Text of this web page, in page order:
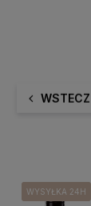
WSTECZ
WYSYŁKA 24H
WYSYŁKA 24H
WYSYŁKA 24H